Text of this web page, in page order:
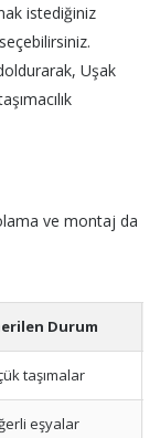
istediğiniz
Uşak
ve montaj da
Durum
taşımalar
eşyalar